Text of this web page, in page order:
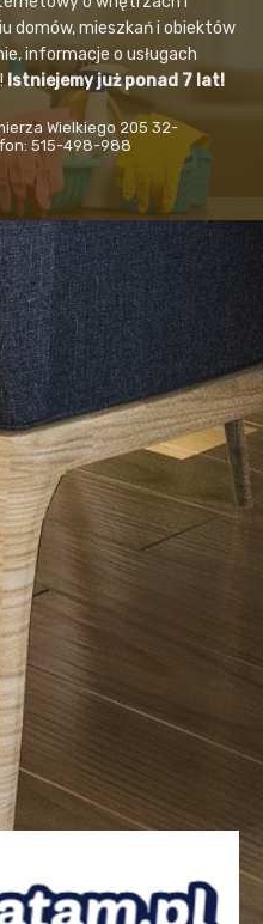
domów, mieszkań i obiektów
informacje o usługach
Istniejemy już ponad 7 lat!
Wielkiego 205 32-
515-498-988